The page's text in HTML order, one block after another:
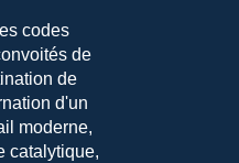
codes
de
de
d'un
moderne,
catalytique,